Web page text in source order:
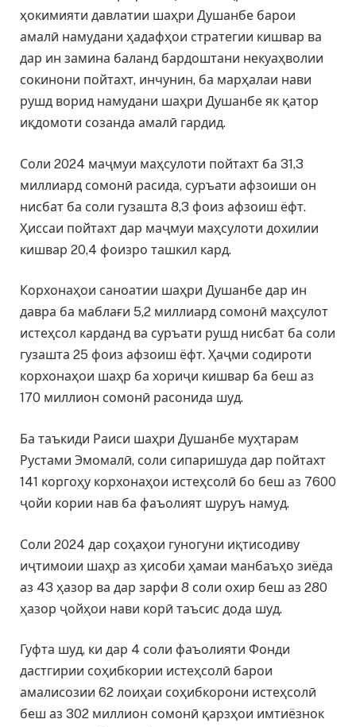
ҳокимияти давлатии шаҳри Душанбе барои
амалӣ намудани ҳадафҳои стратегии кишвар ва
дар ин замина баланд бардоштани некуаҳволии
сокинони пойтахт, инчунин, ба марҳалаи нави
рушд ворид намудани шаҳри Душанбе як қатор
иқдомоти созанда амалӣ гардид.
Соли 2024 маҷмуи маҳсулоти пойтахт ба 31,3
миллиард сомонӣ расида, суръати афзоиши он
нисбат ба соли гузашта 8,3 фоиз афзоиш ёфт.
Ҳиссаи пойтахт дар маҷмуи маҳсулоти дохилии
кишвар 20,4 фоизро ташкил кард.
Корхонаҳои саноатии шаҳри Душанбе дар ин
давра ба маблағи 5,2 миллиард сомонӣ маҳсулот
истеҳсол карданд ва суръати рушд нисбат ба соли
гузашта 25 фоиз афзоиш ёфт. Ҳаҷми содироти
корхонаҳои шаҳр ба хориҷи кишвар ба беш аз
170 миллион сомонӣ расонида шуд.
Ба таъкиди Раиси шаҳри Душанбе муҳтарам
Рустами Эмомалӣ, соли сипаришуда дар пойтахт
141 коргоҳу корхонаҳои истеҳсолӣ бо беш аз 7600
ҷойи кории нав ба фаъолият шуруъ намуд.
Соли 2024 дар соҳаҳои гуногуни иқтисодиву
иҷтимоии шаҳр аз ҳисоби ҳамаи манбаъҳо зиёда
аз 43 ҳазор ва дар зарфи 8 соли охир беш аз 280
ҳазор ҷойҳои нави корӣ таъсис дода шуд.
Гуфта шуд, ки дар 4 соли фаъолияти Фонди
дастгирии соҳибкории истеҳсолӣ барои
амалисозии 62 лоиҳаи соҳибкорони истеҳсолӣ
беш аз 302 миллион сомонӣ қарзҳои имтиёзнок